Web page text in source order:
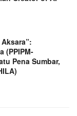
(PPIPM-
Pena Sumbar,